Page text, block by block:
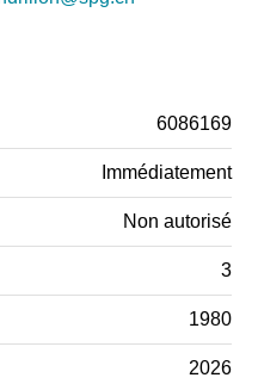
6086169
Immédiatement
Non autorisé
3
1980
2026